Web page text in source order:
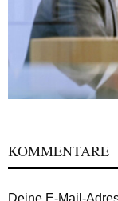
KOMMENTARE
Deine E-Mail-